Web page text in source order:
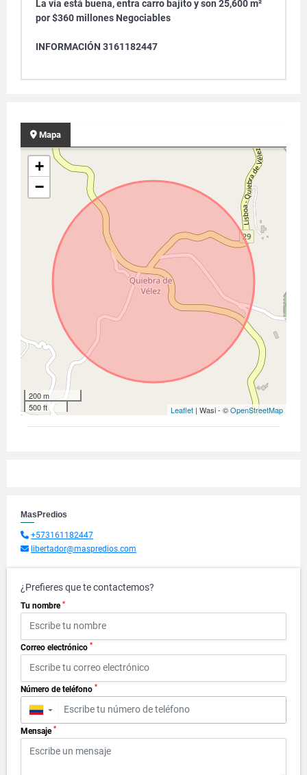
La vía está buena, entra carro bajito y son 25,600 m²
por $360 millones Negociables
INFORMACIÓN 3161182447
Mapa
+
−
200 m
500 ft
Leaflet | Wasi - ©OpenStreetMap
MasPredios
+573161182447
libertador@maspredios.com
¿Prefieres que te contactemos?
Tu nombre *
Correo electrónico *
Número de teléfono *
▼
Mensaje *